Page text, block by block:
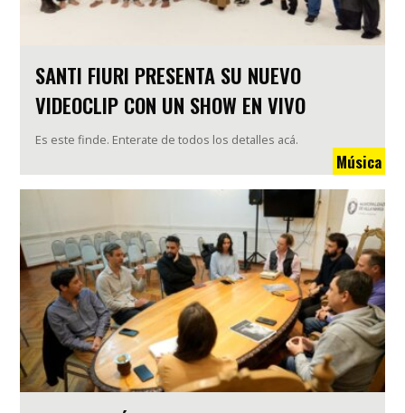
SANTI FIURI PRESENTA SU NUEVO
VIDEOCLIP CON UN SHOW EN VIVO
Es este finde. Enterate de todos los detalles acá.
Música